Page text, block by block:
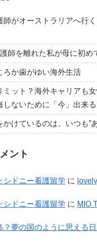
師がオーストラリアへ行
師を離れた私が母に初め
ろか歯がゆい海外生活
ミット？海外キャリアも
しないために「今」出来る
かけているのは、いつも”
ント
シドニー看護留学 に lovely
シドニー看護留学 に MIO
？夢の国のように思える日